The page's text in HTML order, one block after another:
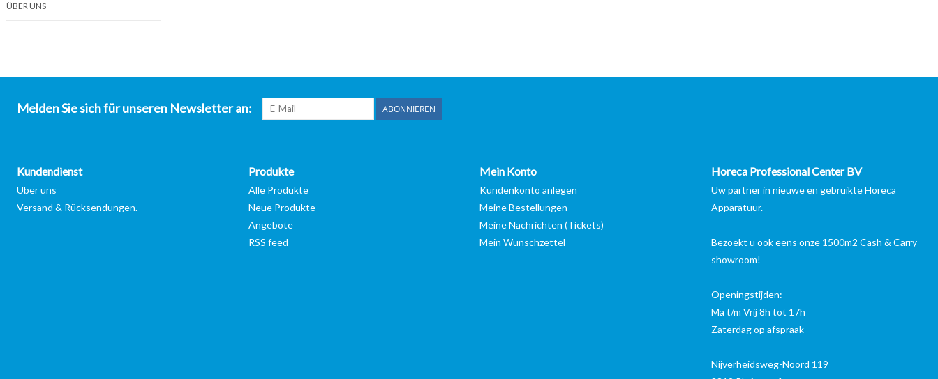
ÜBER UNS
Melden Sie sich für unseren Newsletter an: ABONNIEREN
Kundendienst
Uber uns
Versand & Rücksendungen.
Produkte
Alle Produkte
Neue Produkte
Angebote
RSS feed
Mein Konto
Kundenkonto anlegen
Meine Bestellungen
Meine Nachrichten (Tickets)
Mein Wunschzettel
Horeca Professional Center BV
Uw partner in nieuwe en gebruikte Horeca
Apparatuur.
Bezoekt u ook eens onze 1500m2 Cash & Carry
showroom!
Openingstijden:
Ma t/m Vrij 8h tot 17h
Zaterdag op afspraak
Nijverheidsweg-Noord 119